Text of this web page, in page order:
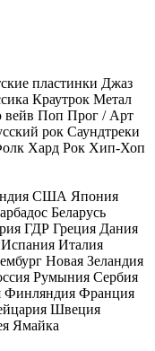
пластинки Джаз
Краутрок Метал
Поп Прог / Арт
рок Саундтреки
Хард Рок Хип-Хоп
США Япония
Беларусь
ГДР Греция Дания
Испания Италия
Новая Зеландия
Румыния Сербия
Финляндия Франция
Швеция
Ямайка